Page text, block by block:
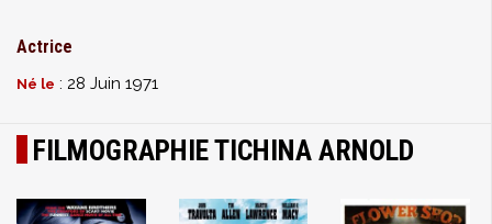
Actrice
Né le : 28 Juin 1971
FILMOGRAPHIE TICHINA ARNOLD